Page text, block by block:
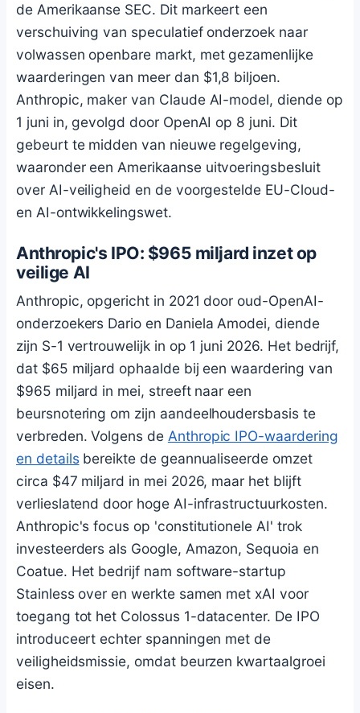
de Amerikaanse SEC. Dit markeert een
verschuiving van speculatief onderzoek naar
volwassen openbare markt, met gezamenlijke
waarderingen van meer dan $1,8 biljoen.
Anthropic, maker van Claude AI-model, diende op
1 juni in, gevolgd door OpenAI op 8 juni. Dit
gebeurt te midden van nieuwe regelgeving,
waaronder een Amerikaanse uitvoeringsbesluit
over AI-veiligheid en de voorgestelde EU-Cloud-
en AI-ontwikkelingswet.
Anthropic's IPO: $965 miljard inzet op
veilige AI
Anthropic, opgericht in 2021 door oud-OpenAI-
onderzoekers Dario en Daniela Amodei, diende
zijn S-1 vertrouwelijk in op 1 juni 2026. Het bedrijf,
dat $65 miljard ophaalde bij een waardering van
$965 miljard in mei, streeft naar een
beursnotering om zijn aandeelhoudersbasis te
verbreden. Volgens de Anthropic IPO-waardering
en details bereikte de geannualiseerde omzet
circa $47 miljard in mei 2026, maar het blijft
verlieslatend door hoge AI-infrastructuurkosten.
Anthropic's focus op 'constitutionele AI' trok
investeerders als Google, Amazon, Sequoia en
Coatue. Het bedrijf nam software-startup
Stainless over en werkte samen met xAI voor
toegang tot het Colossus 1-datacenter. De IPO
introduceert echter spanningen met de
veiligheidsmissie, omdat beurzen kwartaalgroei
eisen.